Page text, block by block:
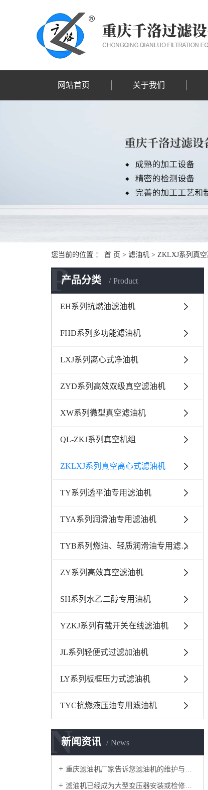
网站首页 关于我们
您当前的位置 ： 首 页 > 滤油机 > ZKLXJ系列真
产品分类 Product
P
EH系列抗燃油滤油机
FHD系列多功能滤油机
LXJ系列离心式净油机
ZYD系列高效双级真空滤油机
XW系列微型真空滤油机
QL-ZKJ系列真空机组
ZKLXJ系列真空离心式滤油机
TY系列透平油专用滤油机
TYA系列润滑油专用滤油机
TYB系列燃油、轻质润滑油专用滤油机
ZY系列高效真空滤油机
SH系列水乙二醇专用油机
YZKJ系列有载开关在线滤油机
JL系列轻便式过滤加油机
LY系列板框压力式滤油机
TYC抗燃液压油专用滤油机
新闻资讯 News
N
重庆滤油机厂家告诉您滤油机的维护与保养有哪些？
滤油机已经成为大型变压器安装或检修的专用设备